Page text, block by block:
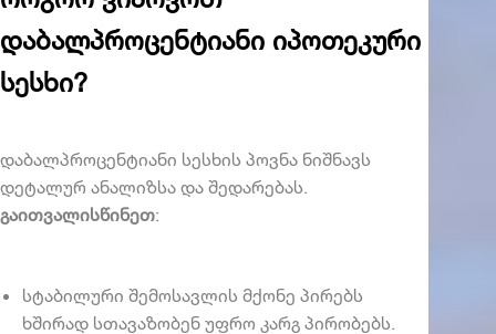
დაბალპროცენტიანი იპოთეკური
სესხი?
დაბალპროცენტიანი სესხის პოვნა ნიშნავს
დეტალურ ანალიზსა და შედარებას.
გაითვალისწინეთ:
სტაბილური შემოსავლის მქონე პირებს
ხშირად სთავაზობენ უფრო კარგ პირობებს.